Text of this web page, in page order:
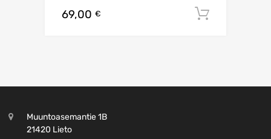
69,00 €
Muuntoasemantie 1B
21420 Lieto